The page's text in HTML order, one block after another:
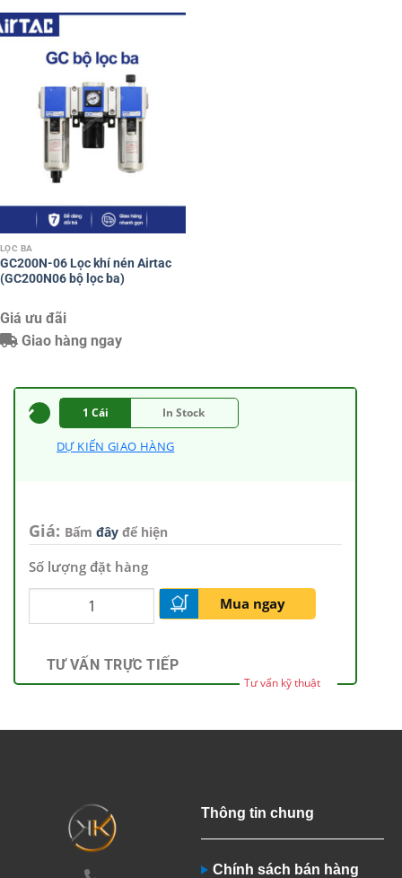
LỌC BA
GC200N-06 Lọc khí nén Airtac
(GC200N06 bộ lọc ba)
Giá ưu đãi
Giao hàng ngay
1 Cái In Stock
DỰ KIẾN GIAO HÀNG
Giá: Bấm đây để hiện
Số lượng đặt hàng
Mua ngay
TƯ VẤN TRỰC TIẾP
Tư vấn kỹ thuật
Thông tin chung
Chính sách bán hàng